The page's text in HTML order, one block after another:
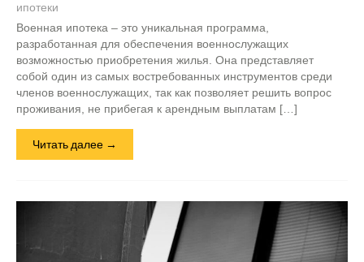
ипотеки
Военная ипотека – это уникальная программа,
разработанная для обеспечения военнослужащих
возможностью приобретения жилья. Она представляет
собой один из самых востребованных инструментов среди
членов военнослужащих, так как позволяет решить вопрос
проживания, не прибегая к арендным выплатам […]
Читать далее →